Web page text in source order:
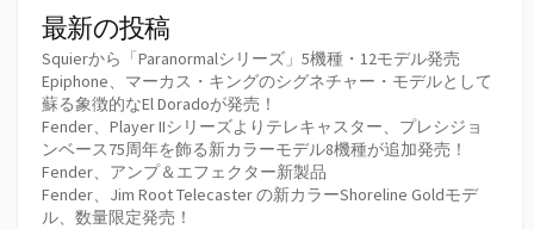
最新の投稿
Squierから「Paranormalシリーズ」5機種・12モデル発売
Epiphone、マーカス・キングのシグネチャー・モデルとして
蘇る象徴的なEl Doradoが発売！
Fender、Player IIシリーズよりテレキャスター、プレシジョ
ンベース75周年を飾る新カラーモデル8機種が追加発売！
Fender、アンプ＆エフェクター新製品
Fender、Jim Root Telecaster の新カラーShoreline Goldモデ
ル、数量限定発売！